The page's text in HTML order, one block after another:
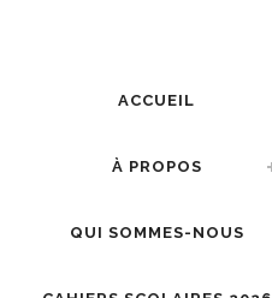
ACCUEIL
À PROPOS
QUI SOMMES-NOUS